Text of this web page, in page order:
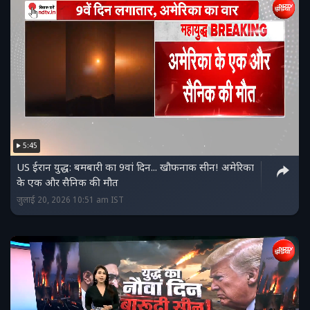
5:45
US ईरान युद्ध: बमबारी का 9वां दिन... खौफनाक सीन! अमेरिका
के एक और सैनिक की मौत
जुलाई 20, 2026 10:51 am IST